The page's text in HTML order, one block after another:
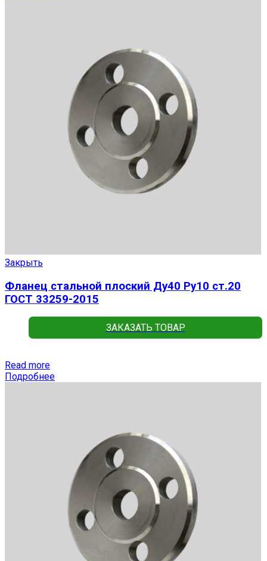
Закрыть
Фланец стальной плоский Ду40 Ру10 ст.20
ГОСТ 33259-2015
ЗАКАЗАТЬ ТОВАР
Read more
Подробнее